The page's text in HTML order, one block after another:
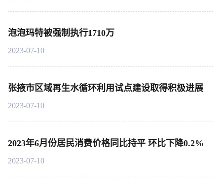
泡泡玛特被强制执行1710万
2023-07-10
张掖市区域再生水循环利用试点建设取得积极进展
2023-07-10
2023年6月份居民消费价格同比持平 环比下降0.2%
2023-07-10